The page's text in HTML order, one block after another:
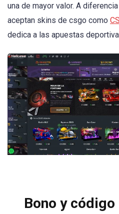
una de mayor valor. A
aceptan skins de csgo como
dedica a las apuestas
Bono y